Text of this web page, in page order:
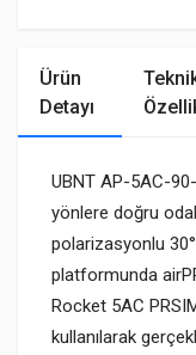
Ürün
Detayı
UBNT AP-5AC-
yönlere doğru
polarizasyonlu
platformunda
Rocket 5AC
kullanılarak